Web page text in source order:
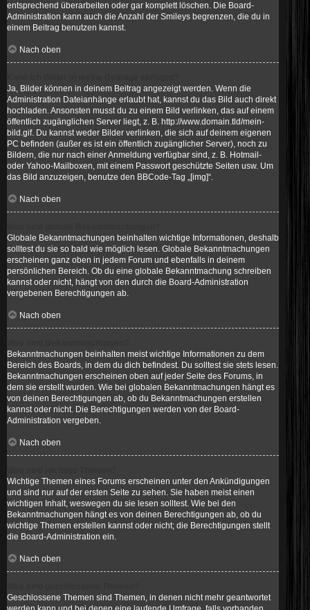
entsprechend überarbeiten oder gar komplett löschen. Die Board-
Administration kann auch die Anzahl der Smileys begrenzen, die du in
einem Beitrag benutzen kannst.
Nach oben
Ja, Bilder können in deinem Beitrag angezeigt werden. Wenn die
Administration Dateianhänge erlaubt hat, kannst du das Bild auch direkt
hochladen. Ansonsten musst du zu einem Bild verlinken, das auf einem
öffentlich zugänglichen Server liegt, z. B. http://www.domain.tld/mein-
bild.gif. Du kannst weder Bilder verlinken, die sich auf deinem eigenen
PC befinden (außer es ist ein öffentlich zugänglicher Server), noch zu
Bildern, die nur nach einer Anmeldung verfügbar sind, z. B. Hotmail-
oder Yahoo-Mailboxen, mit einem Passwort geschützte Seiten usw. Um
das Bild anzuzeigen, benutze den BBCode-Tag „[img]“.
Nach oben
Globale Bekanntmachungen beinhalten wichtige Informationen, deshalb
solltest du sie so bald wie möglich lesen. Globale Bekanntmachungen
erscheinen ganz oben in jedem Forum und ebenfalls in deinem
persönlichen Bereich. Ob du eine globale Bekanntmachung schreiben
kannst oder nicht, hängt von den durch die Board-Administration
vergebenen Berechtigungen ab.
Nach oben
Bekanntmachungen beinhalten meist wichtige Informationen zu dem
Bereich des Boards, in dem du dich befindest. Du solltest sie stets lesen.
Bekanntmachungen erscheinen oben auf jeder Seite des Forums, in
dem sie erstellt wurden. Wie bei globalen Bekanntmachungen hängt es
von deinen Berechtigungen ab, ob du Bekanntmachungen erstellen
kannst oder nicht. Die Berechtigungen werden von der Board-
Administration vergeben.
Nach oben
Wichtige Themen eines Forums erscheinen unter den Ankündigungen
und sind nur auf der ersten Seite zu sehen. Sie haben meist einen
wichtigen Inhalt, weswegen du sie lesen solltest. Wie bei den
Bekanntmachungen hängt es von deinen Berechtigungen ab, ob du
wichtige Themen erstellen kannst oder nicht; die Berechtigungen stellt
die Board-Administration ein.
Nach oben
Geschlossene Themen sind Themen, in denen nicht mehr geantwortet